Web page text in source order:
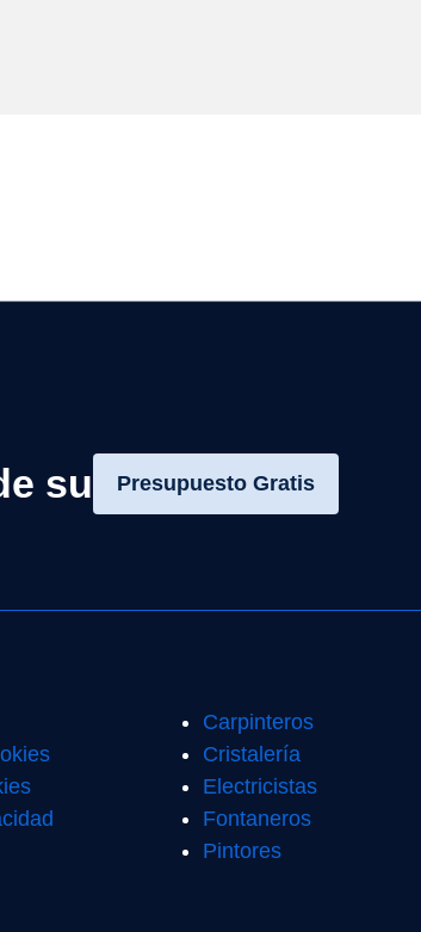
su Presupuesto Gratis
Carpinteros
Cristalería
Electricistas
Fontaneros
Pintores